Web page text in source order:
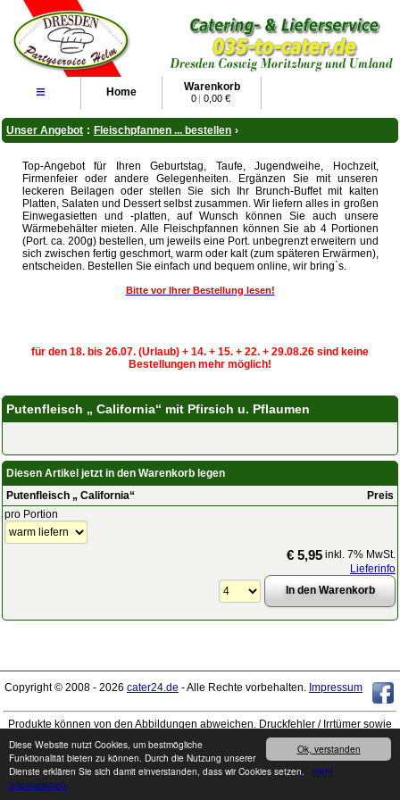
Ok, verstanden
Diese Website nutzt Cookies, um bestmögliche
Funktionalität bieten zu können. Durch die Nutzung unserer
Dienste erklären Sie sich damit einverstanden, dass wir Cookies setzen. mehr
Informationen
≡ Home Warenkorb
0 | 0,00 €
Unser Angebot : Fleischpfannen ... bestellen ›
Top-Angebot für Ihren Geburtstag, Taufe, Jugendweihe, Hochzeit,
Firmenfeier oder andere Gelegenheiten. Ergänzen Sie mit unseren
leckeren Beilagen oder stellen Sie sich Ihr Brunch-Buffet mit kalten
Platten, Salaten und Dessert selbst zusammen. Wir liefern alles in großen
Einwegasietten und -platten, auf Wunsch können Sie auch unsere
Wärmebehälter mieten. Alle Fleischpfannen können Sie ab 4 Portionen
(Port. ca. 200g) bestellen, um jeweils eine Port. unbegrenzt erweitern und
sich zwischen fertig geschmort, warm oder kalt (zum späteren Erwärmen),
entscheiden. Bestellen Sie einfach und bequem online, wir bring`s.
Bitte vor Ihrer Bestellung lesen!
für den 18. bis 26.07. (Urlaub) + 14. + 15. + 22. + 29.08.26 sind keine
Bestellungen mehr möglich!
Putenfleisch „ California“ mit Pfirsich u. Pflaumen
Diesen Artikel jetzt in den Warenkorb legen
Putenfleisch „ California“
Preis
pro Portion
€ 5,95 inkl. 7% MwSt.
Lieferinfo
Copyright © 2008 - 2026 cater24.de - Alle Rechte vorbehalten. Impressum
Produkte können von den Abbildungen abweichen. Druckfehler / Irrtümer sowie
Preis- und Sortimentänderungen vorbehalten.